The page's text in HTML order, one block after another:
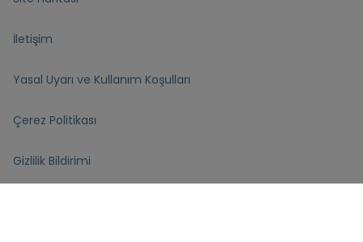
İletişim
Yasal Uyarı ve Kullanım Koşulları
Çerez Politikası
Gizlilik Bildirimi